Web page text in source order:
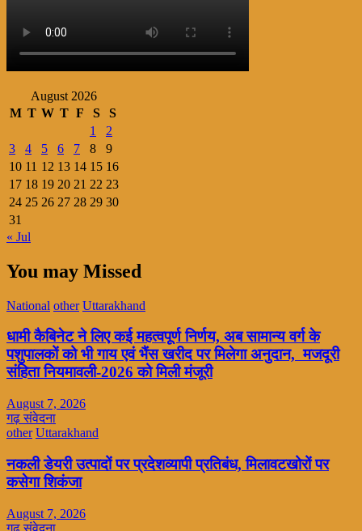
August 2026
M T W T F S
S
1
2
3
4 5 6 7 8
9
10 11 12 13 14 15 16
17 18 19 20 21 22 23
24 25 26 27 28 29 30
31
« Jul
You may Missed
National other Uttarakhand
धामी कैबिनेट ने लिए कई महत्वपूर्ण निर्णय, अब सामान्य वर्ग के
पशुपालकों को भी गाय एवं भैंस खरीद पर मिलेगा अनुदान, मजदूरी
संहिता नियमावली-2026 को मिली मंजूरी
August 7, 2026
गढ़ संवेदना
other Uttarakhand
नकली डेयरी उत्पादों पर प्रदेशव्यापी प्रतिबंध, मिलावटखोरों पर
कसेगा शिकंजा
August 7, 2026
गढ़ संवेदना